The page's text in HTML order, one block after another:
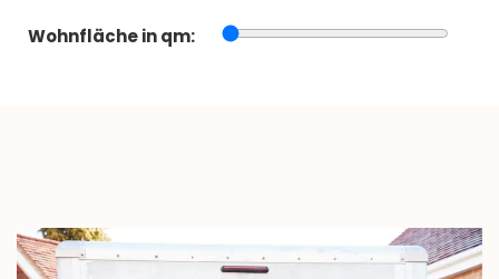
Wohnfläche in qm: